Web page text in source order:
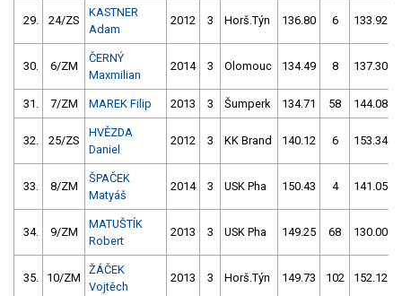
29. 24/ZS
KASTNER
Adam
2012 3 Horš.Týn 136.80 6 133.92
30. 6/ZM
ČERNÝ
Maxmilian
2014 3 Olomouc 134.49 8 137.30
31. 7/ZM MAREK Filip 2013 3 Šumperk 134.71 58 144.08
32. 25/ZS
HVĚZDA
Daniel
2012 3 KK Brand 140.12 6 153.34
33. 8/ZM
ŠPAČEK
Matyáš
2014 3 USK Pha 150.43 4 141.05
34. 9/ZM
MATUŠTÍK
Robert
2013 3 USK Pha 149.25 68 130.00
35. 10/ZM
ŽÁČEK
Vojtěch
2013 3 Horš.Týn 149.73 102 152.12